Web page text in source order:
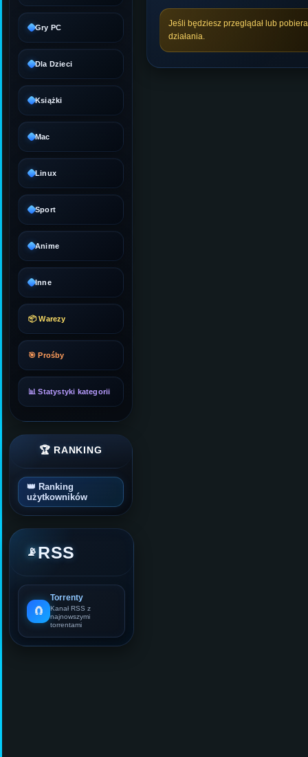
Gry PC
Dla Dzieci
Książki
Mac
Linux
Sport
Anime
Inne
📦 Warezy
🎯 Prośby
📊 Statystyki kategorii
🏆 RANKING
👑 Ranking
użytkowników
📡RSS
🧲
Torrenty
Kanał RSS z
najnowszymi
torrentami
Jeśli będziesz przeglądał lub
działania.